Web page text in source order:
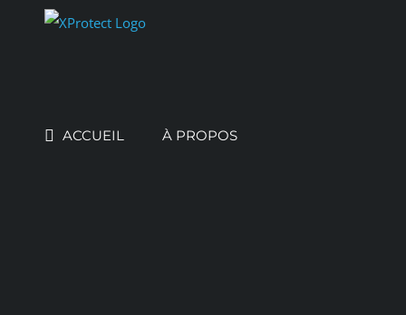
ACCUEIL À PROPOS